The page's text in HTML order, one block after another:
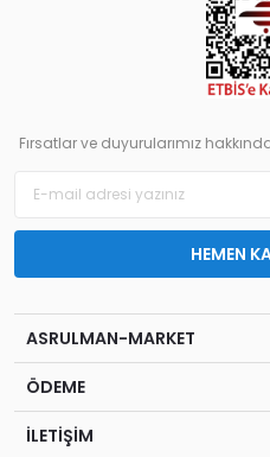
Fırsatlar ve duyurularımız
HEMEN
ASRULMAN-MARKET
ÖDEME
İLETİŞİM